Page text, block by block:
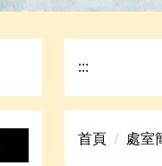
:::
首頁 處室